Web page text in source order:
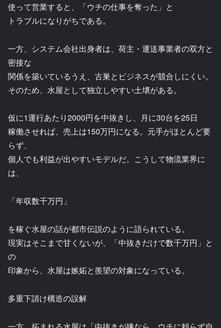
使って営業すると、「ウチの仕事を奪った」と
トラブルになりがちである。
一方、システム会社出身者は、荷主・運送事業者の双方と
密接な
関係を築いているうえ、古巣とビジネスが競合しにくい。
そのため、水屋として独立しやすい土壌がある。
仮に1運行あたり2000円を中抜きし、月に30台を25日
稼働させれば、売上は150万円になる。元手がほとんど要
らず、
個人でも利益が出やすいモデルだ。こうして物流業界に
は、
「年収数千万円」
を稼ぐ水屋の話が都市伝説のように語られている。
現実はそこまで甘くないが、「中抜きだけで数千万円」と
の
印象から、水屋は嫉妬と羨望の対象になっている。
多重下請け構造の誤解